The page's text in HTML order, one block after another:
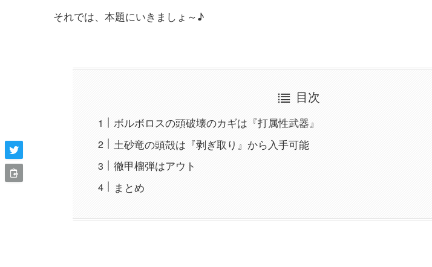
それでは、本題にいきましょ～♪
目次
ボルボロスの頭破壊のカギは『打属性武器』
土砂竜の頭殻は『剥ぎ取り』から入手可能
徹甲榴弾はアウト
まとめ